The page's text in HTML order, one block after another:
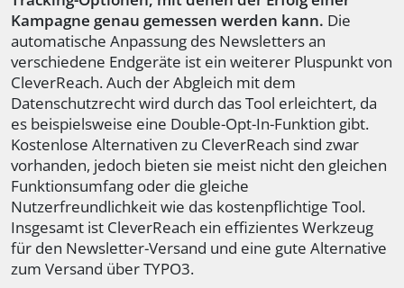
Kampagne genau gemessen werden kann. Die
automatische Anpassung des Newsletters an
verschiedene Endgeräte ist ein weiterer Pluspunkt von
CleverReach. Auch der Abgleich mit dem
Datenschutzrecht wird durch das Tool erleichtert, da
es beispielsweise eine Double-Opt-In-Funktion gibt.
Kostenlose Alternativen zu CleverReach sind zwar
vorhanden, jedoch bieten sie meist nicht den gleichen
Funktionsumfang oder die gleiche
Nutzerfreundlichkeit wie das kostenpflichtige Tool.
Insgesamt ist CleverReach ein effizientes Werkzeug
für den Newsletter-Versand und eine gute Alternative
zum Versand über TYPO3.